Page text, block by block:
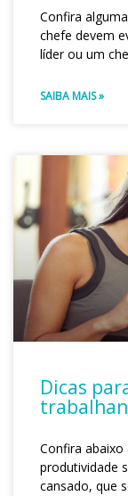
Confira
chefe devem
líder ou um
SAIBA MAIS »
Dicas
Confira abaixo
produtividade
cansado, que